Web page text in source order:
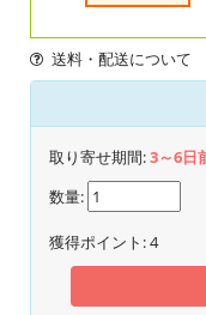
送料・配送について
取り寄せ期間:3～6日
数量:
獲得ポイント:4